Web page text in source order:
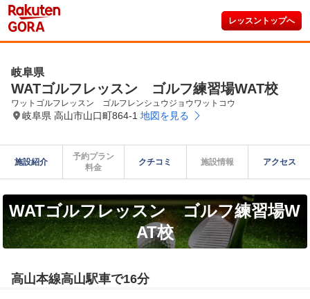
レッスントップへ
岐阜県
WATゴルフレッスン ゴルフ練習場WAT校
ワットゴルフレッスン　ゴルフレンシュウジョウワットコウ
岐阜県 高山市山口町864-1 地図を見る
施設紹介
予約プラン
料金
クチコミ 施設情報 アクセス
WATゴルフレッスン ゴルフ練習場W
AT校
高山本線高山駅車で16分